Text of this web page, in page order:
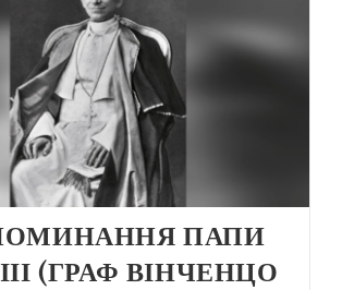
ПАПИ
(ГРАФ ВІНЧЕНЦО